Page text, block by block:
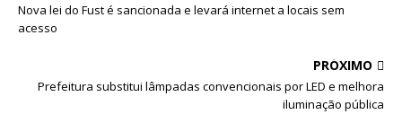
Nova lei do Fust é sancionada e levará internet a locais sem
acesso
PRÓXIMO
Prefeitura substitui lâmpadas convencionais por LED e melhora
iluminação pública